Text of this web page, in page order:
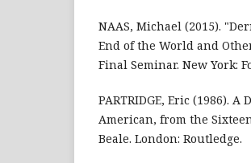
NAAS, Michael (2015).
End of the World and
Final Seminar. New York:
PARTRIDGE, Eric (1986).
American, from the
Beale. London: Routledge.